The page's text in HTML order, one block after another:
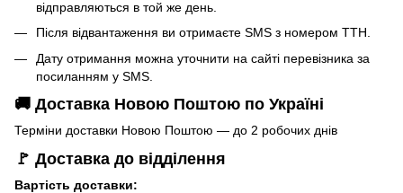
відправляються в той же день.
Після відвантаження ви отримаєте SMS з номером ТТН.
Дату отримання можна уточнити на сайті перевізника за
посиланням у SMS.
🚚 Доставка Новою Поштою по Україні
Терміни доставки Новою Поштою — до 2 робочих днів
🚩 Доставка до відділення
Вартість доставки: